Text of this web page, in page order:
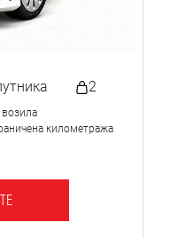
2
километража